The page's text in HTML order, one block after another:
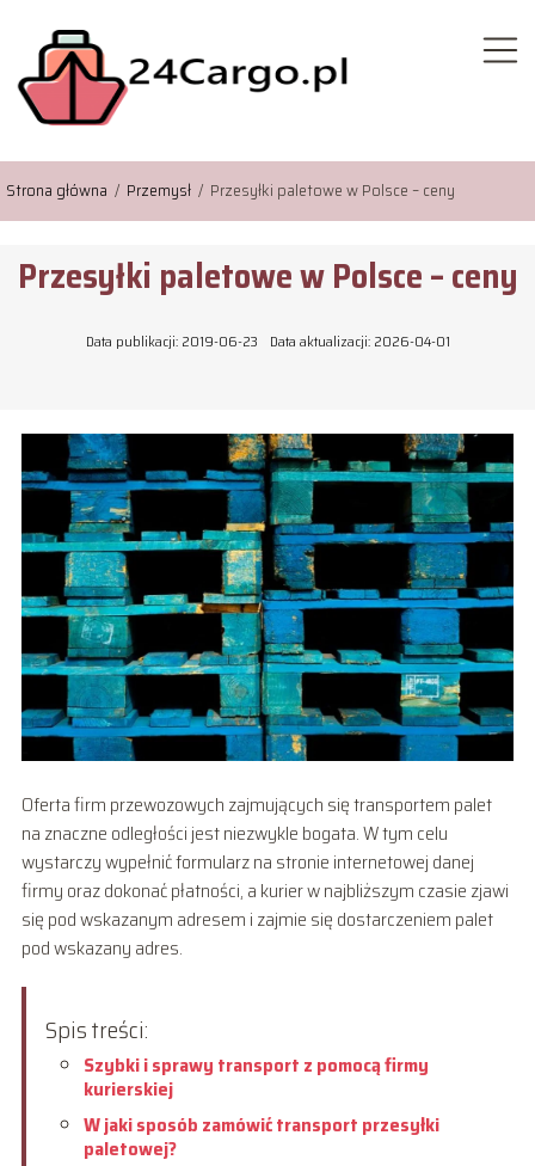
Strona główna / Przemysł / Przesyłki paletowe w Polsce – ceny
Przesyłki paletowe w Polsce – ceny
Data publikacji: 2019-06-23 Data aktualizacji: 2026-04-01
Oferta firm przewozowych zajmujących się transportem palet
na znaczne odległości jest niezwykle bogata. W tym celu
wystarczy wypełnić formularz na stronie internetowej danej
firmy oraz dokonać płatności, a kurier w najbliższym czasie zjawi
się pod wskazanym adresem i zajmie się dostarczeniem palet
pod wskazany adres.
Spis treści:
Szybki i sprawy transport z pomocą firmy
kurierskiej
W jaki sposób zamówić transport przesyłki
paletowej?